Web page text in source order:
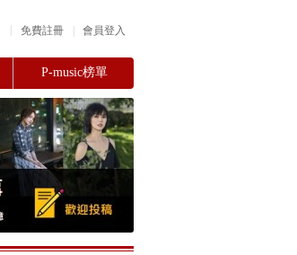
會員登入
免費註冊
P-music榜單